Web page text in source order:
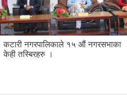
कटारी नगरपालिकाले १५ औं नगरसभाका
केही तस्बिरहरु ।